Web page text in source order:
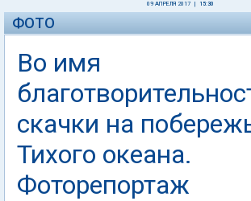
09 АПРЕЛЯ 2017 15:30
ФОТО
Во имя
скачки на
Тихого океана.
Фоторепортаж